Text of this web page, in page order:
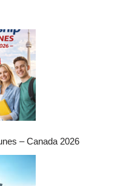
– Canada 2026